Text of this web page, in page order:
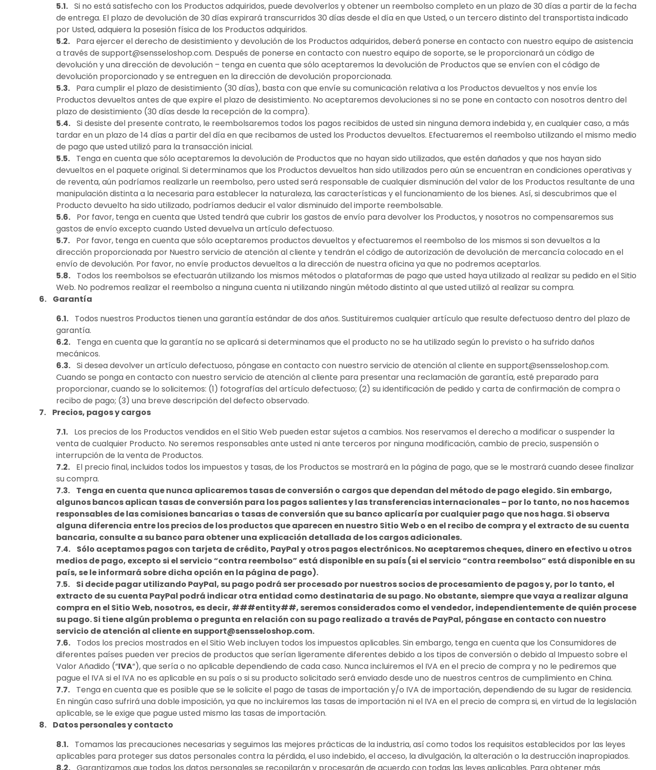
Si no está satisfecho con los Productos adquiridos, puede devolverlos y obtener un reembolso completo en un plazo de 30 días a partir de la fecha
de entrega. El plazo de devolución de 30 días expirará transcurridos 30 días desde el día en que Usted, o un tercero distinto del transportista indicado
por Usted, adquiera la posesión física de los Productos adquiridos.
Para ejercer el derecho de desistimiento y devolución de los Productos adquiridos, deberá ponerse en contacto con nuestro equipo de asistencia
a través de support@sensseloshop.com. Después de ponerse en contacto con nuestro equipo de soporte, se le proporcionará un código de
devolución y una dirección de devolución – tenga en cuenta que sólo aceptaremos la devolución de Productos que se envíen con el código de
devolución proporcionado y se entreguen en la dirección de devolución proporcionada.
Para cumplir el plazo de desistimiento (30 días), basta con que envíe su comunicación relativa a los Productos devueltos y nos envíe los
Productos devueltos antes de que expire el plazo de desistimiento. No aceptaremos devoluciones si no se pone en contacto con nosotros dentro del
plazo de desistimiento (30 días desde la recepción de la compra).
Si desiste del presente contrato, le reembolsaremos todos los pagos recibidos de usted sin ninguna demora indebida y, en cualquier caso, a más
tardar en un plazo de 14 días a partir del día en que recibamos de usted los Productos devueltos. Efectuaremos el reembolso utilizando el mismo medio
de pago que usted utilizó para la transacción inicial.
Tenga en cuenta que sólo aceptaremos la devolución de Productos que no hayan sido utilizados, que estén dañados y que nos hayan sido
devueltos en el paquete original. Si determinamos que los Productos devueltos han sido utilizados pero aún se encuentran en condiciones operativas y
de reventa, aún podríamos realizarle un reembolso, pero usted será responsable de cualquier disminución del valor de los Productos resultante de una
manipulación distinta a la necesaria para establecer la naturaleza, las características y el funcionamiento de los bienes. Así, si descubrimos que el
Producto devuelto ha sido utilizado, podríamos deducir el valor disminuido del importe reembolsable.
Por favor, tenga en cuenta que Usted tendrá que cubrir los gastos de envío para devolver los Productos, y nosotros no compensaremos sus
gastos de envío excepto cuando Usted devuelva un artículo defectuoso.
Por favor, tenga en cuenta que sólo aceptaremos productos devueltos y efectuaremos el reembolso de los mismos si son devueltos a la
dirección proporcionada por Nuestro servicio de atención al cliente y tendrán el código de autorización de devolución de mercancía colocado en el
envío de devolución. Por favor, no envíe productos devueltos a la dirección de nuestra oficina ya que no podremos aceptarlos.
Todos los reembolsos se efectuarán utilizando los mismos métodos o plataformas de pago que usted haya utilizado al realizar su pedido en el Sitio
Web. No podremos realizar el reembolso a ninguna cuenta ni utilizando ningún método distinto al que usted utilizó al realizar su compra.
Garantía
Todos nuestros Productos tienen una garantía estándar de dos años. Sustituiremos cualquier artículo que resulte defectuoso dentro del plazo de
garantía.
Tenga en cuenta que la garantía no se aplicará si determinamos que el producto no se ha utilizado según lo previsto o ha sufrido daños
mecánicos.
Si desea devolver un artículo defectuoso, póngase en contacto con nuestro servicio de atención al cliente ensupport@sensseloshop.com.
Cuando se ponga en contacto con nuestro servicio de atención al cliente para presentar una reclamación de garantía, esté preparado para
proporcionar, cuando se lo solicitemos: (1) fotografías del artículo defectuoso; (2) su identificación de pedido y carta de confirmación de compra o
recibo de pago; (3) una breve descripción del defecto observado.
Precios, pagos y cargos
Los precios de los Productos vendidos en el Sitio Web pueden estar sujetos a cambios. Nos reservamos el derecho a modificar o suspender la
venta de cualquier Producto. No seremos responsables ante usted ni ante terceros por ninguna modificación, cambio de precio, suspensión o
interrupción de la venta de Productos.
El precio final, incluidos todos los impuestos y tasas, de los Productos se mostrará en la página de pago, que se le mostrará cuando desee finalizar
su compra.
Tenga en cuenta que nunca aplicaremos tasas de conversión o cargos que dependan del método de pago elegido. Sin embargo,
algunos bancos aplican tasas de conversión para los pagos salientes y las transferencias internacionales – por lo tanto, no nos hacemos
responsables de las comisiones bancarias o tasas de conversión que su banco aplicaría por cualquier pago que nos haga. Si observa
alguna diferencia entre los precios de los productos que aparecen en nuestro Sitio Web o en el recibo de compra y el extracto de su cuenta
bancaria, consulte a su banco para obtener una explicación detallada de los cargos adicionales.
Sólo aceptamos pagos con tarjeta de crédito, PayPal y otros pagos electrónicos. No aceptaremos cheques, dinero en efectivo u otros
medios de pago, excepto si el servicio “contra reembolso” está disponible en su país (si el servicio “contra reembolso” está disponible en su
país, se le informará sobre dicha opción en la página de pago).
Si decide pagar utilizando PayPal, su pago podrá ser procesado por nuestros socios de procesamiento de pagos y, por lo tanto, el
extracto de su cuenta PayPal podrá indicar otra entidad como destinataria de su pago. No obstante, siempre que vaya a realizar alguna
compra en el Sitio Web, nosotros, es decir, ###entity##, seremos considerados como el vendedor, independientemente de quién procese
su pago. Si tiene algún problema o pregunta en relación con su pago realizado a través de PayPal, póngase en contacto con nuestro
servicio de atención al cliente en support@sensseloshop.com.
Todos los precios mostrados en el Sitio Web incluyen todos los impuestos aplicables. Sin embargo, tenga en cuenta que los Consumidores de
diferentes países pueden ver precios de productos que serían ligeramente diferentes debido a los tipos de conversión o debido al Impuesto sobre el
Valor Añadido (“IVA“), que sería o no aplicable dependiendo de cada caso. Nunca incluiremos el IVA en el precio de compra y no le pediremos que
pague el IVA si el IVA no es aplicable en su país o si su producto solicitado será enviado desde uno de nuestros centros de cumplimiento en China.
Tenga en cuenta que es posible que se le solicite el pago de tasas de importación y/o IVA de importación, dependiendo de su lugar de residencia.
En ningún caso sufrirá una doble imposición, ya que no incluiremos las tasas de importación ni el IVA en el precio de compra si, en virtud de la legislación
aplicable, se le exige que pague usted mismo las tasas de importación.
Datos personales y contacto
Tomamos las precauciones necesarias y seguimos las mejores prácticas de la industria, así como todos los requisitos establecidos por las leyes
aplicables para proteger sus datos personales contra la pérdida, el uso indebido, el acceso, la divulgación, la alteración o la destrucción inapropiados.